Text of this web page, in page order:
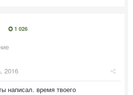
1 026
2016
написал. время твоего